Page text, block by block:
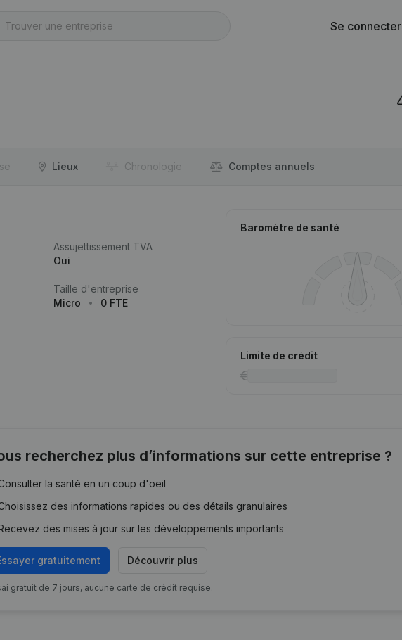
Se connecter
Lieux Chronologie Comptes annuels
Assujettissement TVA
Oui
Taille d'entreprise
Micro
0 FTE
Baromètre de santé
Limite de crédit
recherchez plus d’informations sur cette entreprise ?
la santé en un coup d'oeil
des informations rapides ou des détails granulaires
des mises à jour sur les développements importants
gratuitement Découvrir plus
gratuit de 7 jours, aucune carte de crédit requise.